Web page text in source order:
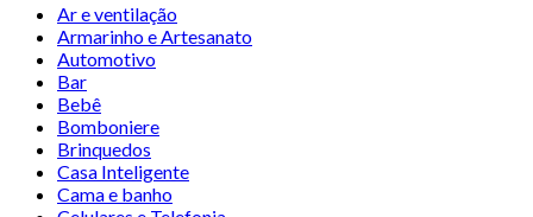
Ar e ventilação
Armarinho e Artesanato
Automotivo
Bar
Bebê
Bomboniere
Brinquedos
Casa Inteligente
Cama e banho